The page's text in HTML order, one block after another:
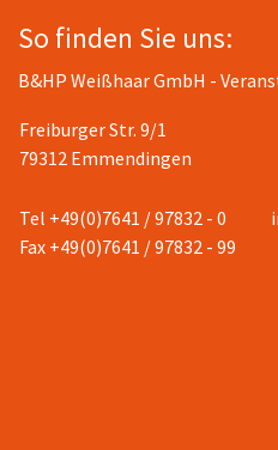
So finden Sie uns:
B&HP Weißhaar GmbH -
Freiburger Str. 9/1
79312 Emmendingen
Tel +49(0)7641 / 97832 - 0
Fax +49(0)7641 / 97832 - 99